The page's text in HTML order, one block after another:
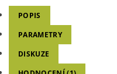
POPIS
PARAMETRY
DISKUZE